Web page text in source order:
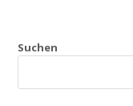
Suchen